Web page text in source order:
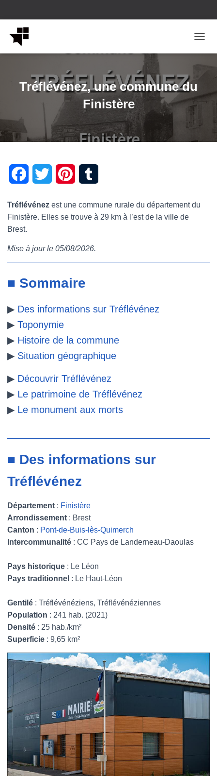
Tréflévénez, une commune du
Finistère
c
b
o
k
t
r
e
e
s
m
Tréflévénez est une commune rurale du département du
Finistère. Elles se trouve à 29 km à l’est de la ville de
Brest.
Mise à jour le 05/08/2026.
■ Sommaire
▶ Des informations sur Tréflévénez
▶ Toponymie
▶ Histoire de la commune
▶ Situation géographique
▶ Découvrir Tréflévénez
▶ Le patrimoine de Tréflévénez
▶ Le monument aux morts
■ Des informations sur
Tréflévénez
Département : Finistère
Arrondissement : Brest
Canton : Pont-de-Buis-lès-Quimerch
Intercommunalité : CC Pays de Landerneau-Daoulas
Pays historique : Le Léon
Pays traditionnel : Le Haut-Léon
Gentilé : Tréflévénéziens, Tréflévénéziennes
Population : 241 hab. (2021)
Densité : 25 hab./km²
Superficie : 9,65 km²